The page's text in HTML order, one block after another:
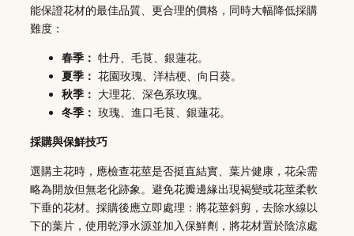
能保證花材的最佳品質、更合理的價格，同時大幅降低採購
難度：
春季： 牡丹、毛茛、銀蓮花。
夏季： 花園玫瑰、洋桔梗、向日葵。
秋季： 大理花、深色系玫瑰。
冬季： 玫瑰、進口毛茛、銀蓮花。
採購與保鮮技巧
選購主花時，應檢查花莖是否挺直結實、葉片健康，花朵需
略為開放但無老化跡象。避免花瓣邊緣出現褐變或花莖柔軟
下垂的花材。採購後應立即處理：將花莖斜剪，去除水線以
下的葉片，使用乾淨水源並加入保鮮劑，將花材置於陰涼處